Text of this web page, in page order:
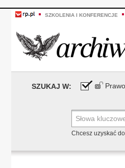
SZKOLENIA I KONFERENCJE
SZUKAJ W: Prawo
Chcesz uzyskać